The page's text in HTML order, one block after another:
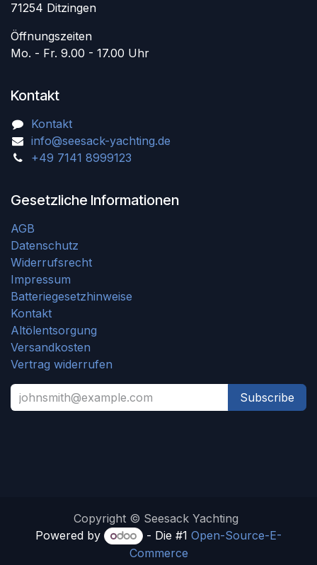
71254 Ditzingen
Öffnungszeiten
Mo. - Fr. 9.00 - 17.00 Uhr
Kontakt
Kontakt
info@seesack-yachting.de
+49 7141 8999123
Gesetzliche Informationen
AGB
Datenschutz
Widerrufsrecht
Impressum
Batteriegesetzhinweise
Kontakt
Altölentsorgung
Versandkosten
Vertrag widerrufen
Subscribe
Copyright © Seesack Yachting
Powered by
- Die #1 Open-Source-E-
Commerce